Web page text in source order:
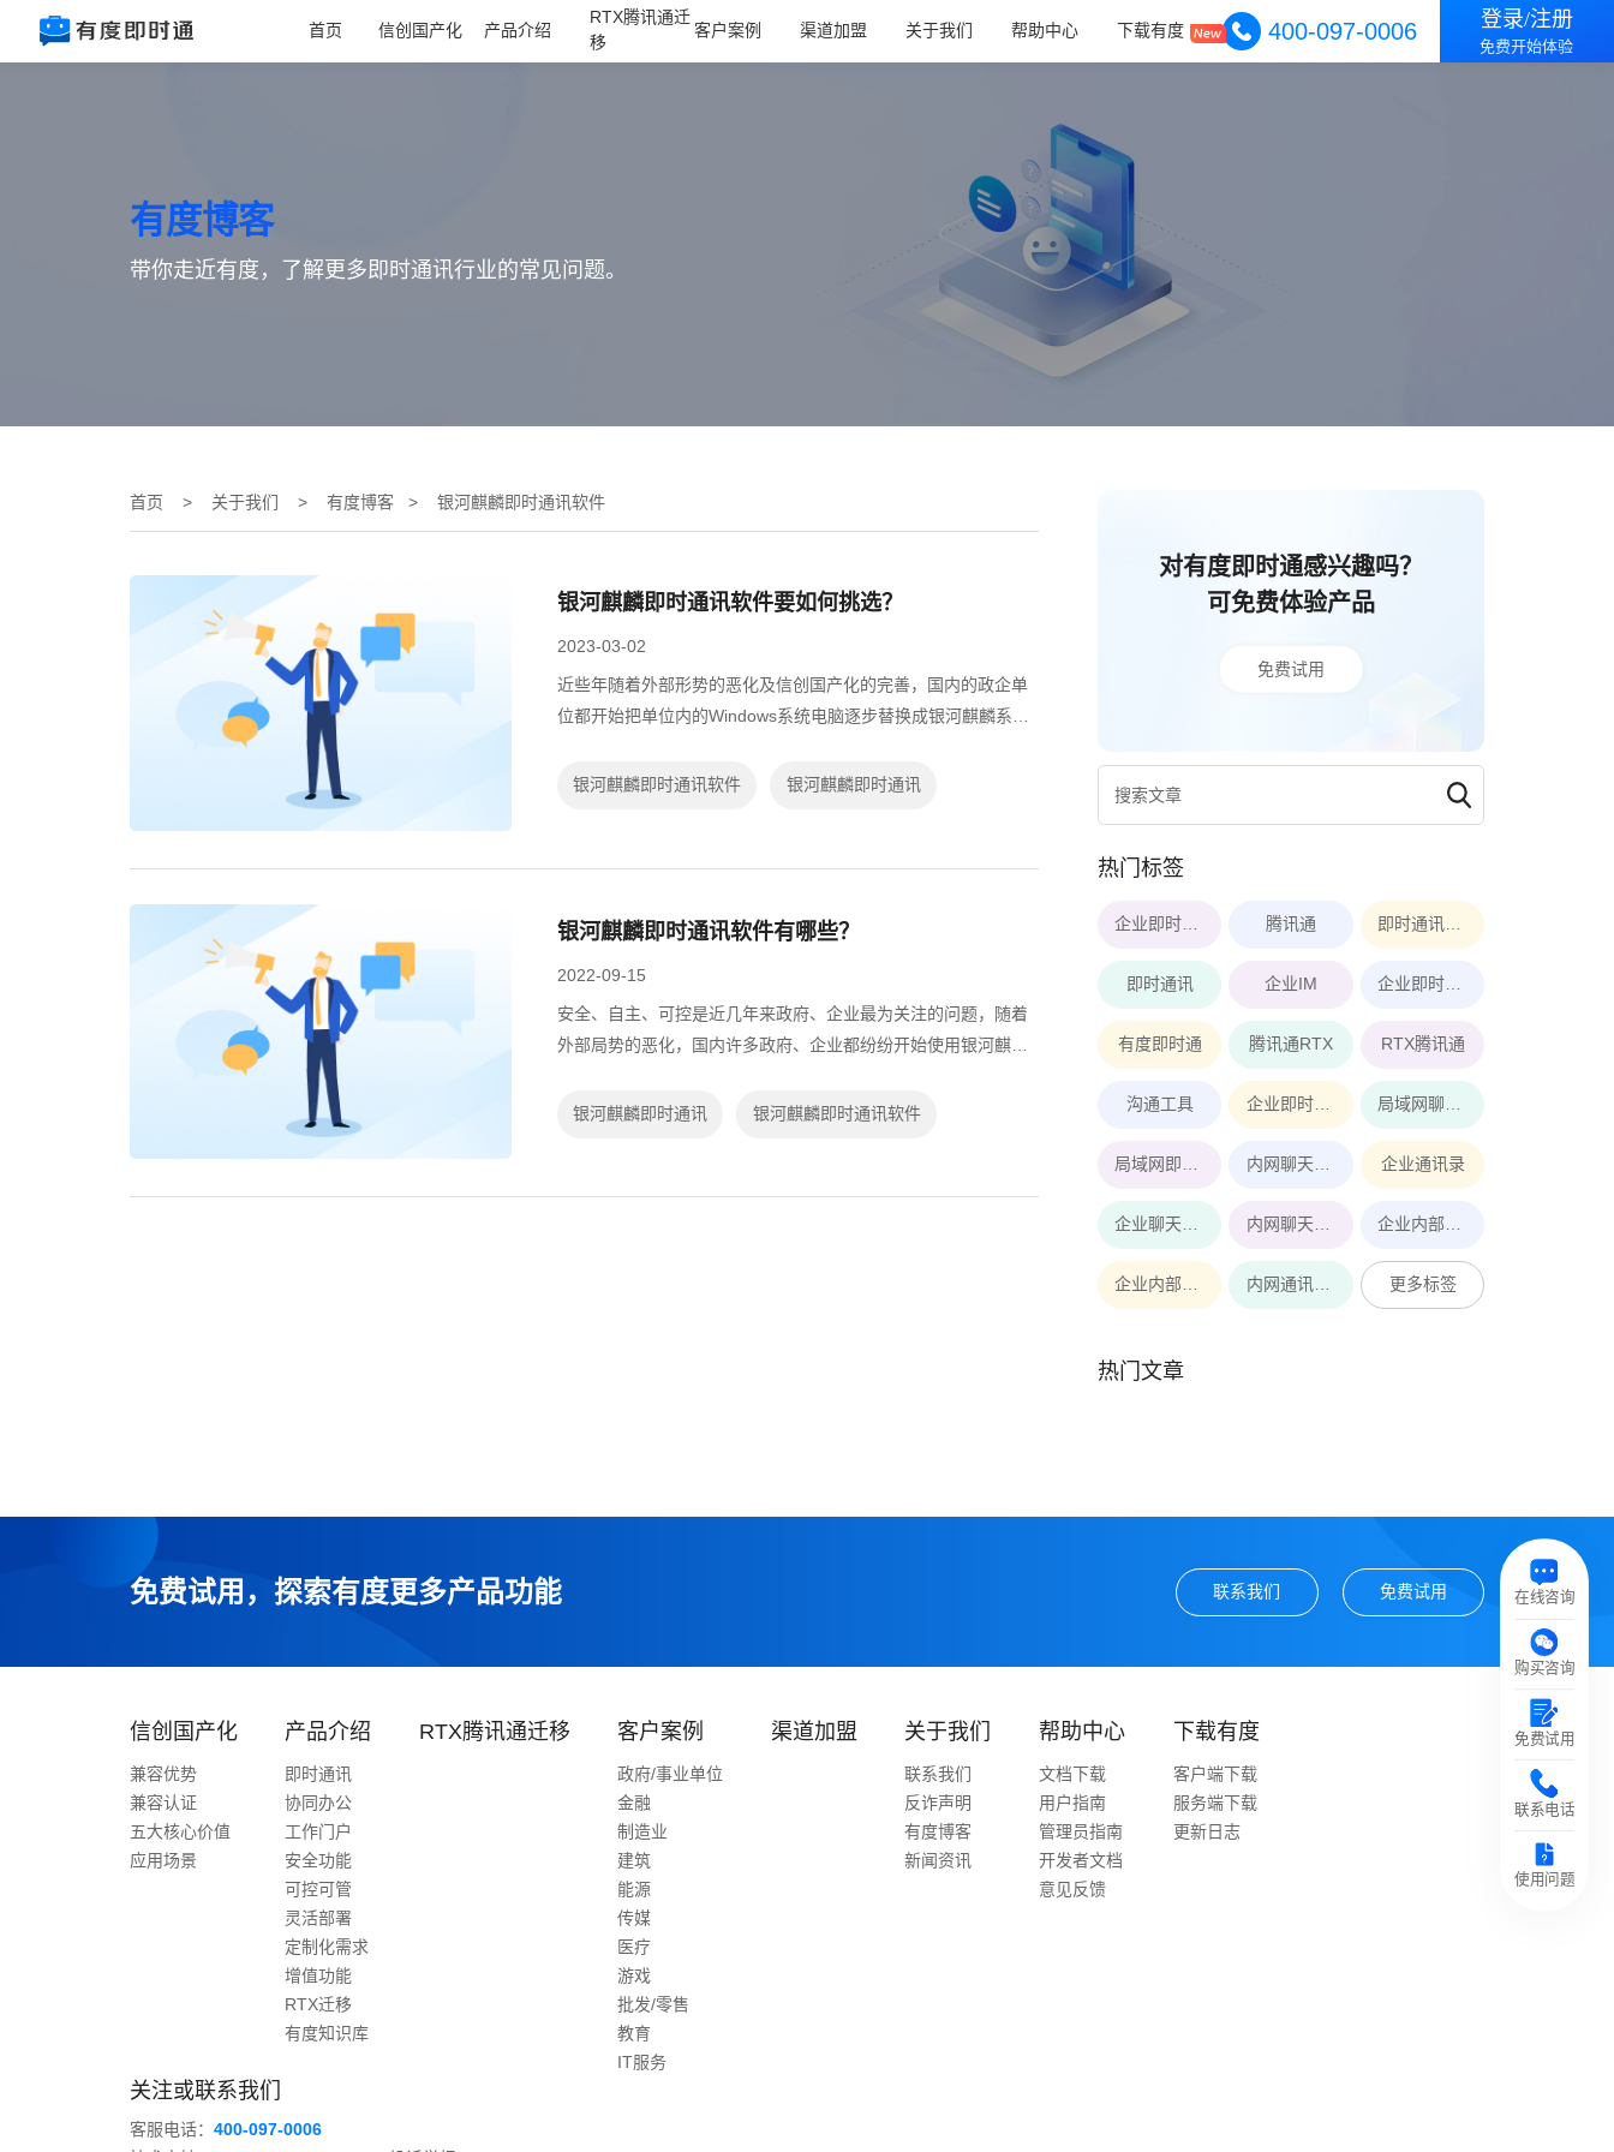
首页 信创国产化 产品介绍
RTX腾讯通迁
移
客户案例 渠道加盟 关于我们 帮助中心 下载有度 400-097-0006 登录/注册
免费开始体验
有度博客
带你走近有度，了解更多即时通讯行业的常见问题。
首页 > 关于我们 > 有度博客> 银河麒麟即时通讯软件
银河麒麟即时通讯软件要如何挑选？
2023-03-02
近些年随着外部形势的恶化及信创国产化的完善，国内的政企单
位都开始把单位内的Windows系统电脑逐步替换成银河麒麟系统
没有对银河麒麟系统做适配，无法在...
银河麒麟即时通讯软件 银河麒麟即时通讯
银河麒麟即时通讯软件有哪些？
2022-09-15
安全、自主、可控是近几年来政府、企业最为关注的问题，随着
外部局势的恶化，国内许多政府、企业都纷纷开始使用银河麒麟
本使用的即时通讯软件没有做国产化...
银河麒麟即时通讯 银河麒麟即时通讯软件
对有度即时通感兴趣吗？
可免费体验产品
免费试用
热门标签
企业即时通讯软件 腾讯通 即时通讯软件
即时通讯 企业IM 企业即时通讯
有度即时通 腾讯通RTX RTX腾讯通
沟通工具 企业即时通讯工具 局域网聊天软件
局域网即时通讯 内网聊天软件 企业通讯录
企业聊天软件 内网聊天工具 企业内部即时通讯软件
企业内部即时通讯 内网通讯软件 更多标签
热门文章
免费试用，探索有度更多产品功能 联系我们 免费试用 在线咨询
购买咨询
免费试用
联系电话
使用问题
信创国产化
兼容优势
兼容认证
五大核心价值
应用场景
产品介绍
即时通讯
协同办公
工作门户
安全功能
可控可管
灵活部署
定制化需求
增值功能
RTX迁移
有度知识库
RTX腾讯通迁移 客户案例
政府/事业单位
金融
制造业
建筑
能源
传媒
医疗
游戏
批发/零售
教育
IT服务
渠道加盟 关于我们
联系我们
反诈声明
有度博客
新闻资讯
帮助中心
文档下载
用户指南
管理员指南
开发者文档
意见反馈
下载有度
客户端下载
服务端下载
更新日志
关注或联系我们
客服电话： 400-097-0006